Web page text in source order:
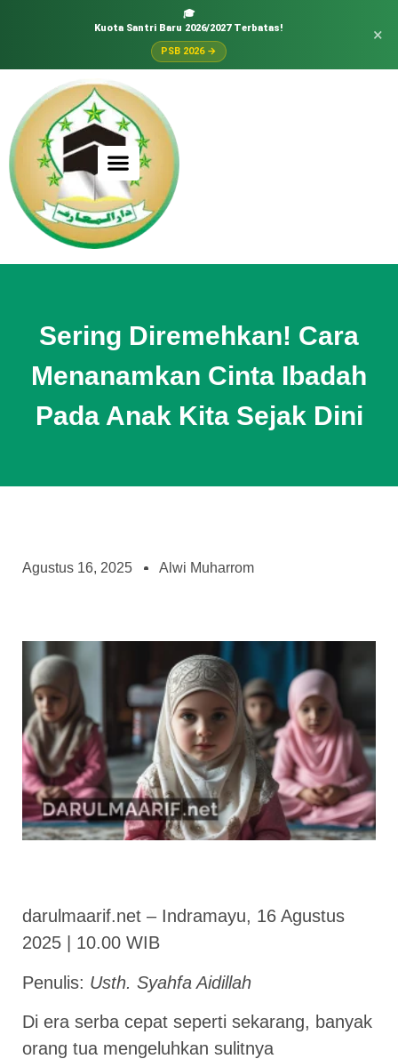
🎓
Kuota Santri Baru 2026/2027 Terbatas!
PSB 2026 →
×
Sering Diremehkan! Cara
Menanamkan Cinta Ibadah
Pada Anak Kita Sejak Dini
Agustus 16, 2025 Alwi Muharrom
darulmaarif.net – Indramayu, 16 Agustus
2025 | 10.00 WIB
Penulis: Usth. Syahfa Aidillah
Di era serba cepat seperti sekarang, banyak
orang tua mengeluhkan sulitnya